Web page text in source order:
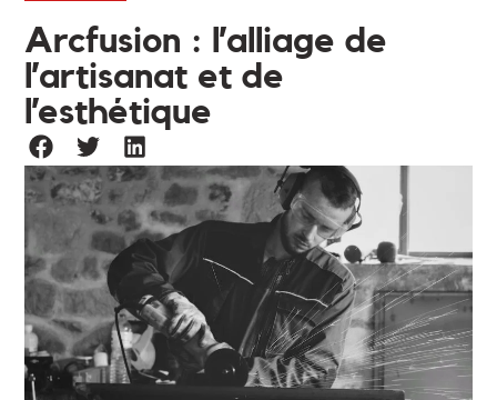
Arcfusion : l’alliage de
l’artisanat et de
l’esthétique